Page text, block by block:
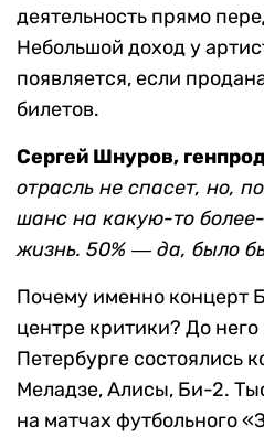
деятельность прямо
Небольшой доход у
появляется, если
билетов.
Сергей Шнуров,
отрасль не спасет, но,
шанс на какую-то
жизнь. 50% ― да, было
Почему именно концерт
центре критики? До
Петербурге состоялись
Меладзе, Алисы, Би-2.
на матчах футбольного